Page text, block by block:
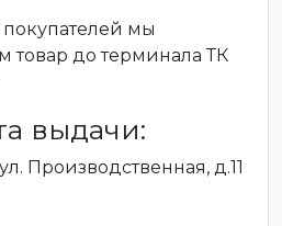
мы
товар до терминала ТК
выдачи:
Производственная, д.11